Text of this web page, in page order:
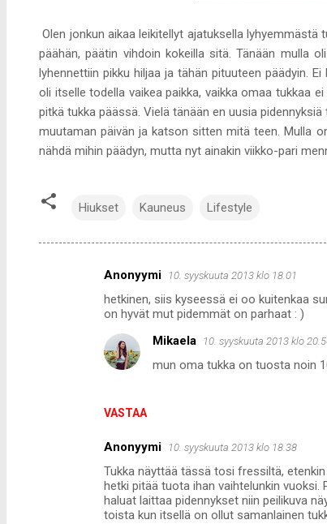
Olen jonkun aikaa leikitellyt ajatuksella
päähän, päätin vihdoin kokeilla sitä. Tänään mulla
lyhennettiin pikku hiljaa ja tähän pituuteen päädyin.
oli itselle todella vaikea paikka, vaikka omaa tukkaa
pitkä tukka päässä. Vielä tänään en uusia
muutaman päivän ja katson sitten mitä teen. Mulla
nähdä mihin päädyn, mutta nyt ainakin viikko-pari
Hiukset Kauneus Lifestyle
Anonyymi 10. syyskuuta 2013 klo 18.01
hetkinen, siis kyseessä ei oo kuitenkaa
on hyvät mut pidemmät on parhaat : )
VASTAA
Mikaela 10. syyskuuta 2013 klo
mun oma tukka on tuosta noin
Anonyymi 10. syyskuuta 2013 klo 18.38
Tukka näyttää tässä tosi fressiltä,
hetki pitää tuota ihan vaihtelunkin
haluat laittaa pidennykset niin peilikuva
toista kun itsellä on ollut samanlainen